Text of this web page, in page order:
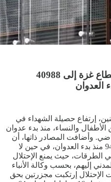
إرتفاع حصيلة الشهداء في قطاع غزة إلى 40988
إرتفاع حصيلة الشهداء في
أغلبيتهم من الأطفال والنساء، منذ بدء عدوان
وأضافت المصادر ذاتها، أن
حصيلة الإصابات إرتفعت إلى 94825 منذ بدء العدوان، في حين لا
الطرقات، حيث يمنع الإحتلال
إليهم، بحسب وكالة الأنباء
الإحتلال إرتكبت مجزرتين بحق